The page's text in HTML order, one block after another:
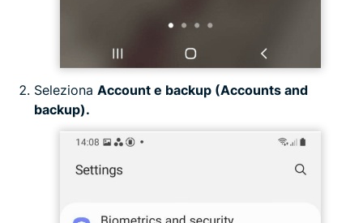
Seleziona Account e backup (Accounts and
backup).